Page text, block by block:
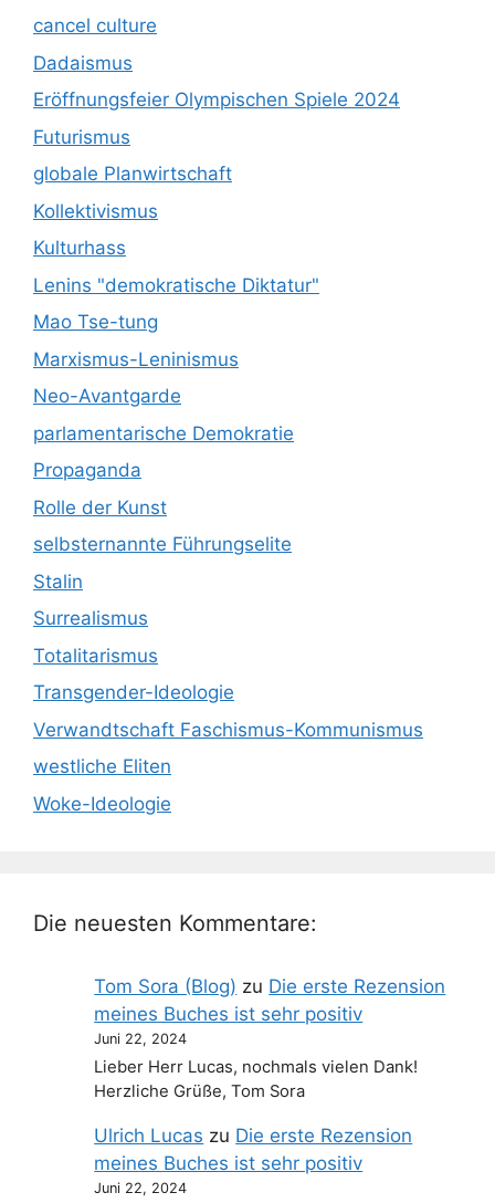
cancel culture
Dadaismus
Eröffnungsfeier Olympischen Spiele 2024
Futurismus
globale Planwirtschaft
Kollektivismus
Kulturhass
Lenins "demokratische Diktatur"
Mao Tse-tung
Marxismus-Leninismus
Neo-Avantgarde
parlamentarische Demokratie
Propaganda
Rolle der Kunst
selbsternannte Führungselite
Stalin
Surrealismus
Totalitarismus
Transgender-Ideologie
Verwandtschaft Faschismus-Kommunismus
westliche Eliten
Woke-Ideologie
Die neuesten Kommentare:
Tom Sora (Blog) zu Die erste Rezension
meines Buches ist sehr positiv
Juni 22, 2024
Lieber Herr Lucas, nochmals vielen Dank!
Herzliche Grüße, Tom Sora
Ulrich Lucas zu Die erste Rezension
meines Buches ist sehr positiv
Juni 22, 2024